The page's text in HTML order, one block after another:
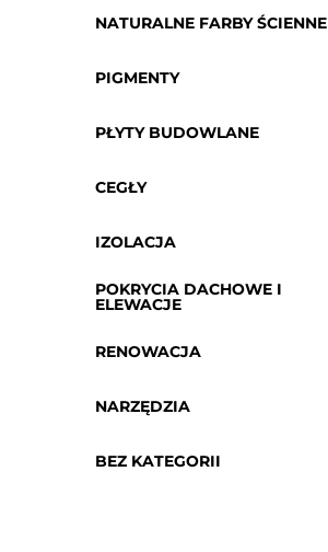
NATURALNE FARBY ŚCIENNE
PIGMENTY
PŁYTY BUDOWLANE
CEGŁY
IZOLACJA
POKRYCIA DACHOWE I
ELEWACJE
RENOWACJA
NARZĘDZIA
BEZ KATEGORII